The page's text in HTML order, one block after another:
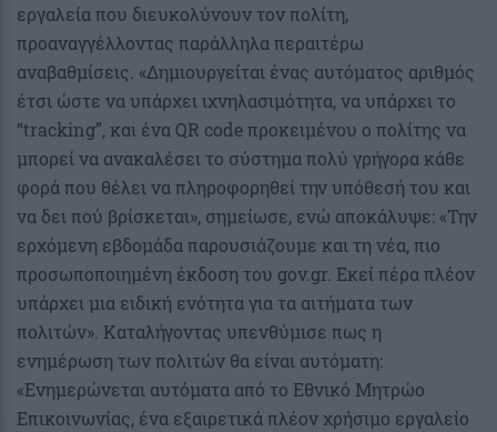
εργαλεία που διευκολύνουν τον πολίτη,
προαναγγέλλοντας παράλληλα περαιτέρω
αναβαθμίσεις. «Δημιουργείται ένας αυτόματος αριθμός
έτσι ώστε να υπάρχει ιχνηλασιμότητα, να υπάρχει το
“tracking”, και ένα QR code προκειμένου ο πολίτης να
μπορεί να ανακαλέσει το σύστημα πολύ γρήγορα κάθε
φορά που θέλει να πληροφορηθεί την υπόθεσή του και
να δει πού βρίσκεται», σημείωσε, ενώ αποκάλυψε: «Την
ερχόμενη εβδομάδα παρουσιάζουμε και τη νέα, πιο
προσωποποιημένη έκδοση του gov.gr. Εκεί πέρα πλέον
υπάρχει μια ειδική ενότητα για τα αιτήματα των
πολιτών». Καταλήγοντας υπενθύμισε πως η
ενημέρωση των πολιτών θα είναι αυτόματη:
«Ενημερώνεται αυτόματα από το Εθνικό Μητρώο
Επικοινωνίας, ένα εξαιρετικά πλέον χρήσιμο εργαλείο